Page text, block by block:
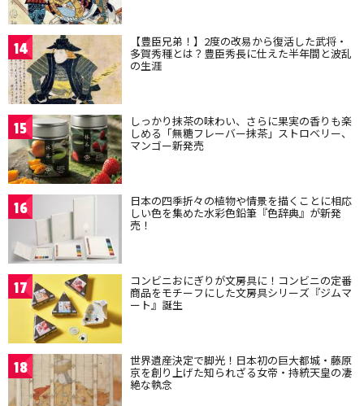
14 【豊臣兄弟！】2度の改易から復活した武将・
多賀秀種とは？豊臣秀長に仕えた半年間と波乱
の生涯
15 しっかり抹茶の味わい、さらに果実の香りも楽
しめる「無糖フレーバー抹茶」ストロベリー、
マンゴー新発売
16 日本の四季折々の植物や情景を描くことに相応
しい色を集めた水彩色鉛筆『色辞典』が新発
売！
17 コンビニおにぎりが文房具に！コンビニの定番
商品をモチーフにした文房具シリーズ『ジムマ
ート』誕生
18 世界遺産決定で脚光！日本初の巨大都城・藤原
京を創り上げた知られざる女帝・持統天皇の凄
絶な執念